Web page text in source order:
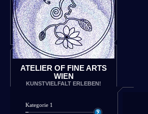
ATELIER OF FINE ARTS
WIEN
KUNSTVIELFALT ERLEBEN!
Kategorie 1